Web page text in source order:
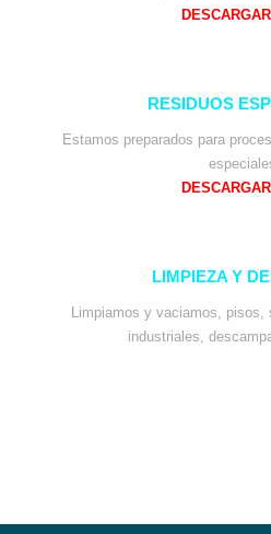
RESIDUOS
Estamos preparados para
LIMPIEZA Y
Limpiamos y vaciamos, pisos,
industriales,